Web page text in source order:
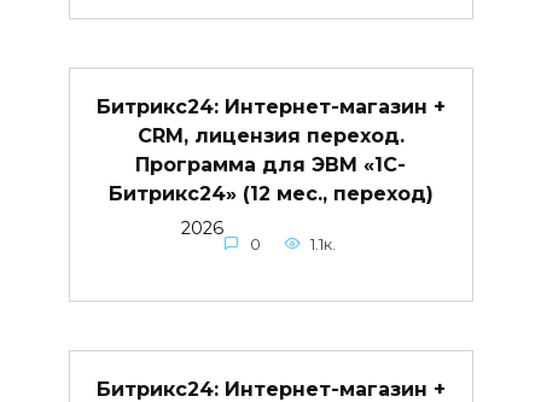
Битрикс24: Интернет-магазин +
CRM, лицензия переход.
Программа для ЭВМ «1С-
Битрикс24» (12 мес., переход)
2026
0 1.1к.
Битрикс24: Интернет-магазин +